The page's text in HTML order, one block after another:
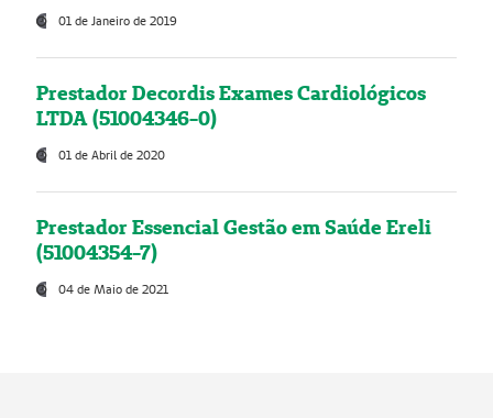
01 de Janeiro de 2019
Prestador Decordis Exames Cardiológicos
LTDA (51004346-0)
01 de Abril de 2020
Prestador Essencial Gestão em Saúde Ereli
(51004354-7)
04 de Maio de 2021